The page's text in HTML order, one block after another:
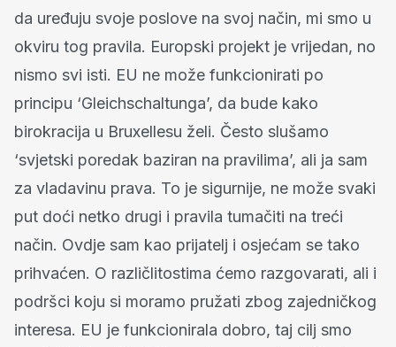
da uređuju svoje poslove na svoj način, mi smo u
okviru tog pravila. Europski projekt je vrijedan, no
nismo svi isti. EU ne može funkcionirati po
principu ‘Gleichschaltunga’, da bude kako
birokracija u Bruxellesu želi. Često slušamo
‘svjetski poredak baziran na pravilima’, ali ja sam
za vladavinu prava. To je sigurnije, ne može svaki
put doći netko drugi i pravila tumačiti na treći
način. Ovdje sam kao prijatelj i osjećam se tako
prihvaćen. O različlitostima ćemo razgovarati, ali i
podršci koju si moramo pružati zbog zajedničkog
interesa. EU je funkcionirala dobro, taj cilj smo